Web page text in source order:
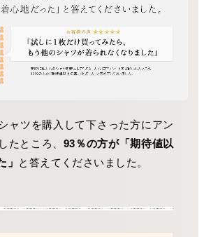
ャツを購入して下さった方にアン
たところ、 93％の方が「期待値以
」 と答えてくださいました。